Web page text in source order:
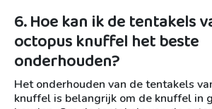
6. Hoe kan ik de tentakels
octopus knuffel het beste
onderhouden?
Het onderhouden van de tentakels
knuffel is belangrijk om de knuffel in